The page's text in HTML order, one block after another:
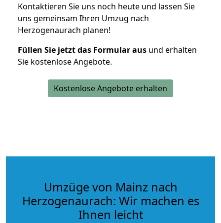
Kontaktieren Sie uns noch heute und lassen Sie
uns gemeinsam Ihren Umzug nach
Herzogenaurach planen!
Füllen Sie jetzt das Formular aus und erhalten
Sie kostenlose Angebote.
Kostenlose Angebote erhalten
Umzüge von Mainz nach
Herzogenaurach: Wir machen es
Ihnen leicht